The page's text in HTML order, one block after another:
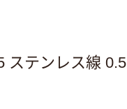
ステンレス線 0.5